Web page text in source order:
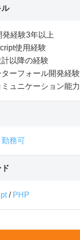
ル
発経験3年以上
使用経験
計以降の経験
ターフォール開発経験
ミュニケーション能力
勤務可
/ PHP